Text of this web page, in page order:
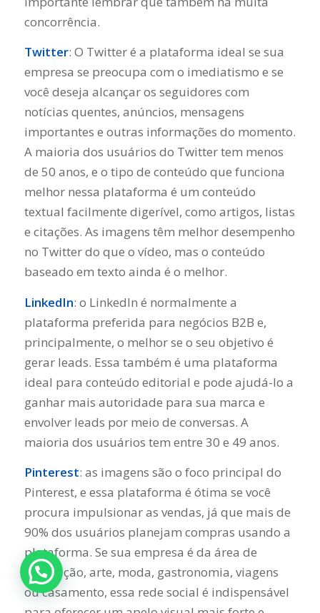
concorrência.
Twitter: O Twitter é a plataforma ideal se sua
empresa se preocupa com o imediatismo e se
você deseja alcançar os seguidores com
notícias quentes, anúncios, mensagens
importantes e outras informações do momento.
A maioria dos usuários do Twitter tem menos
de 50 anos, e o tipo de conteúdo que funciona
melhor nessa plataforma é um conteúdo
textual facilmente digerível, como artigos, listas
e citações. As imagens têm melhor desempenho
no Twitter do que o vídeo, mas o conteúdo
baseado em texto ainda é o melhor.
LinkedIn: o LinkedIn é normalmente a
plataforma preferida para negócios B2B e,
principalmente, o melhor se o seu objetivo é
gerar leads. Essa também é uma plataforma
ideal para conteúdo editorial e pode ajudá-lo a
ganhar mais autoridade para sua marca e
envolver leads por meio de conversas. A
maioria dos usuários tem entre 30 e 49 anos.
Pinterest: as imagens são o foco principal do
Pinterest, e essa plataforma é ótima se você
procura impulsionar as vendas, já que mais de
90% dos usuários planejam compras usando a
plataforma. Se sua empresa é da área de
decoração, arte, moda, gastronomia, viagens
ou casamento, essa rede social é indispensável